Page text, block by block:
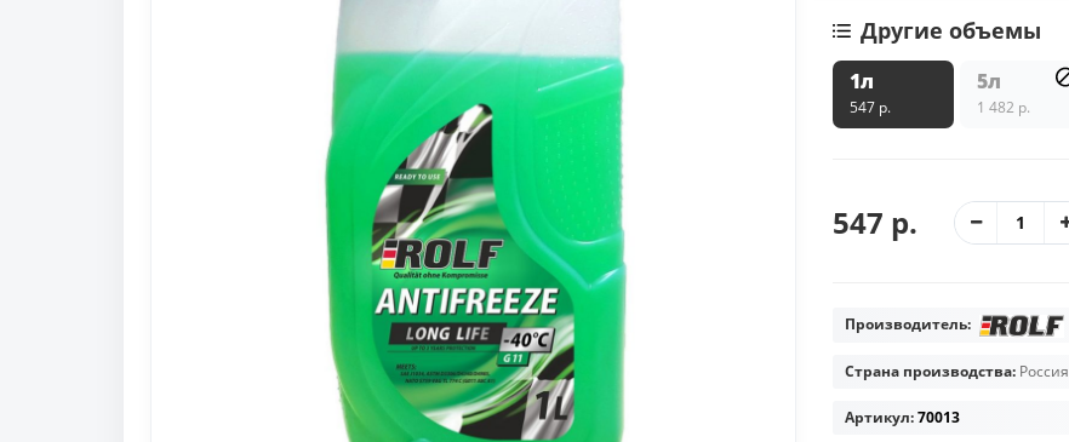
Другие объемы
1л
547 р.
5л
1 482 р.
547 р.
Производитель:
Страна производства: Россия
Артикул:70013